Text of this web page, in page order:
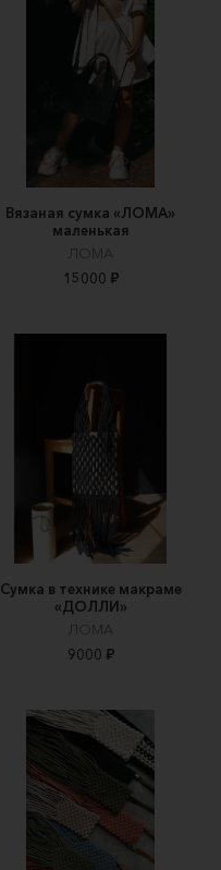
Вязаная сумка «ЛOMA»
маленькая
ЛОМА
15000 ₽
Сумка в технике макраме
«ДОЛЛИ»
ЛОМА
9000 ₽